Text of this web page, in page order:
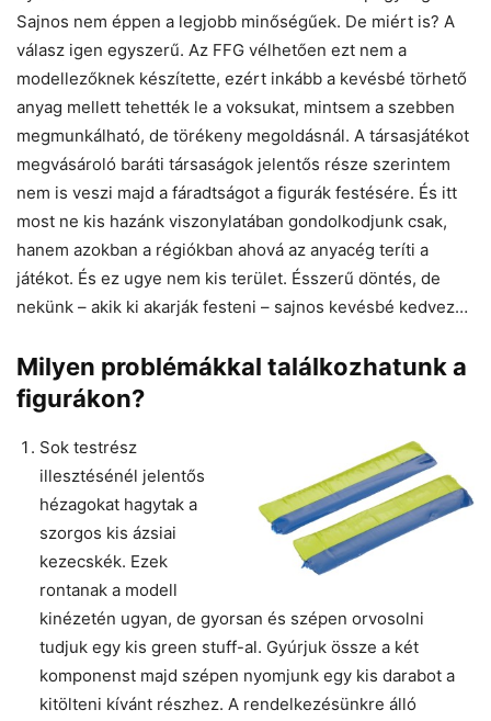
Sajnos nem éppen a legjobb minőségűek. De miért is? A
válasz igen egyszerű. Az FFG vélhetően ezt nem a
modellezőknek készítette, ezért inkább a kevésbé törhető
anyag mellett tehették le a voksukat, mintsem a szebben
megmunkálható, de törékeny megoldásnál. A társasjátékot
megvásároló baráti társaságok jelentős része szerintem
nem is veszi majd a fáradtságot a figurák festésére. És itt
most ne kis hazánk viszonylatában gondolkodjunk csak,
hanem azokban a régiókban ahová az anyacég teríti a
játékot. És ez ugye nem kis terület. Ésszerű döntés, de
nekünk – akik ki akarják festeni – sajnos kevésbé kedvez…
Milyen problémákkal találkozhatunk a
figurákon?
Sok testrész
illesztésénél jelentős
hézagokat hagytak a
szorgos kis ázsiai
kezecskék. Ezek
rontanak a modell
kinézetén ugyan, de gyorsan és szépen orvosolni
tudjuk egy kis green stuff-al. Gyúrjuk össze a két
komponenst majd szépen nyomjunk egy kis darabot a
kitölteni kívánt részhez. A rendelkezésünkre álló